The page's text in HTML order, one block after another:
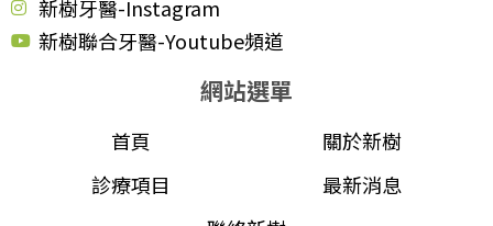
新樹牙醫-Instagram
新樹聯合牙醫-Youtube頻道
網站選單
首頁
關於新樹
診療項目
最新消息